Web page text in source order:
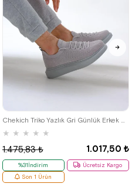
★ ★ ★ ★ ★
1.017,50 ₺
1.475,83 ₺
%31İndirim
Ücretsiz Kargo
Son 1 Ürün